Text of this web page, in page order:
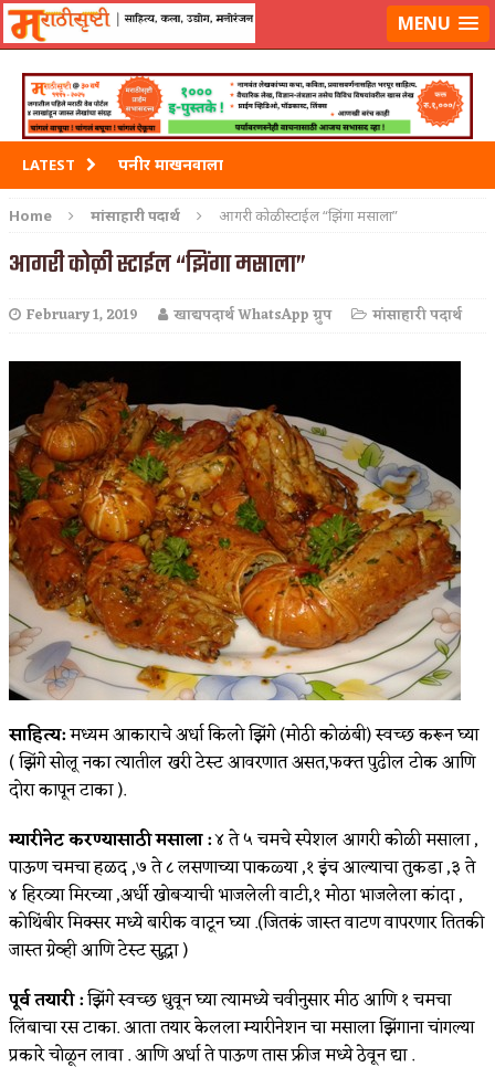
मराठीसृष्टीवर लॉग-इन करा MENU
LATEST पनीर माखनवाला
पावभाजी
इडली
Home मांसाहारी पदार्थ आगरी कोळी स्टाईल “झिंगा मसाला”
आगरी कोळी स्टाईल “झिंगा मसाला”
February 1, 2019 खाद्यपदार्थ WhatsApp ग्रुप मांसाहारी पदार्थ
साहित्य:मध्यम आकाराचे अर्धा किलो झिंगे (मोठी कोळंबी) स्वच्छ करून घ्या
( झिंगे सोलू नका त्यातील खरी टेस्ट आवरणात असत,फक्त पुढील टोक आणि
दोरा कापून टाका ).
म्यारीनेट करण्यासाठी मसाला :४ ते ५ चमचे स्पेशल आगरी कोळी मसाला ,
पाऊण चमचा हळद ,७ ते ८ लसणाच्या पाकळ्या ,१ इंच आल्याचा तुकडा ,३ ते
४ हिरव्या मिरच्या ,अर्धी खोबऱ्याची भाजलेली वाटी,१ मोठा भाजलेला कांदा ,
कोथिंबीर मिक्सर मध्ये बारीक वाटून घ्या .(जितकं जास्त वाटण वापरणार तितकी
जास्त ग्रेव्ही आणि टेस्ट सुद्धा )
पूर्व तयारी :झिंगे स्वच्छ धुवून घ्या त्यामध्ये चवीनुसार मीठ आणि १ चमचा
लिंबाचा रस टाका. आता तयार केलला म्यारीनेशन चा मसाला झिंगाना चांगल्या
प्रकारे चोळून लावा . आणि अर्धा ते पाऊण तास फ्रीज मध्ये ठेवून द्या .